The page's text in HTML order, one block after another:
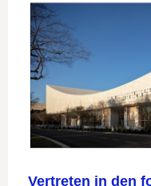
Vertreten in den